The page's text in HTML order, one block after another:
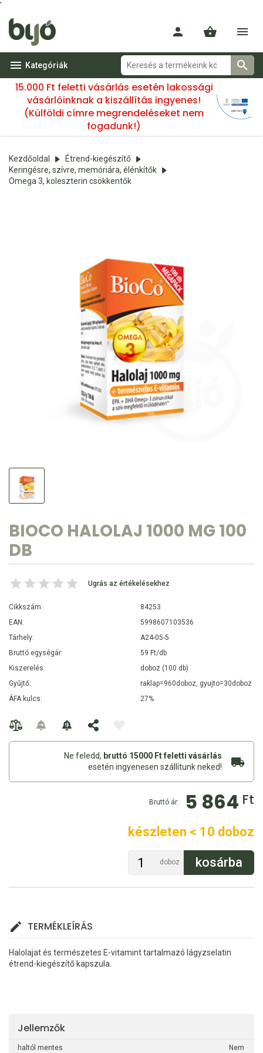
'
Kategóriák
15.000 Ft feletti vásárlás esetén lakossági
vásárlóinknak a kiszállítás ingyenes!
(Külföldi címre megrendeléseket nem
fogadunk!)
Kezdőoldal
Étrend-kiegészítő
Keringésre, szívre, memóriára, élénkítők
Omega 3, koleszterin csökkentők
BIOCO HALOLAJ 1000 MG 100
DB
Ugrás az értékelésekhez
Cikkszám:
84253
EAN:
5998607103536
Tárhely:
A24-05-5
Bruttó egységár:
59 Ft/db
Kiszerelés:
doboz (100 db)
Gyűjtő:
raklap=960doboz, gyujto=30doboz
ÁFA kulcs:
27%
Ne feledd, bruttó 15000 Ft feletti vásárlás
esetén ingyenesen szállítunk neked!
Bruttó ár: 5 864 Ft
készleten < 10 doboz
doboz
TERMÉKLEÍRÁS
Halolajat és természetes E-vitamint tartalmazó lágyzselatin
étrend-kiegészítő kapszula.
Jellemzők
haltól mentes Nem